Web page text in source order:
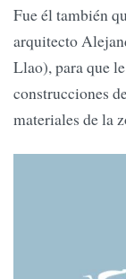
Fue él también
arquitecto
Llao), para que
construcciones
materiales de la